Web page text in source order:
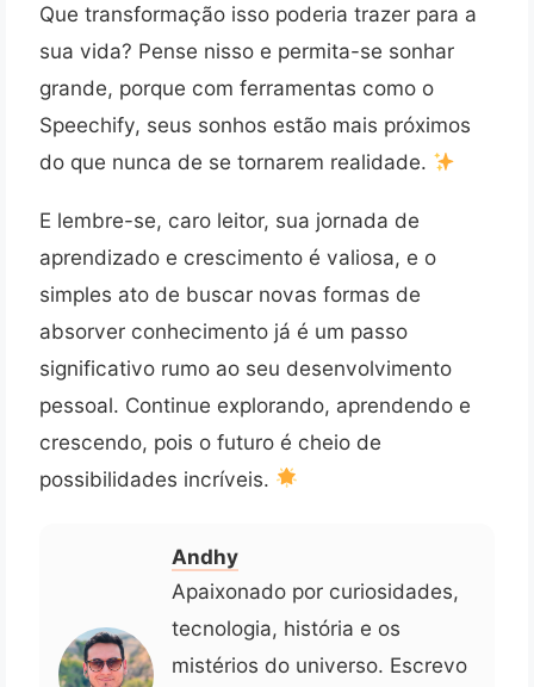
Que transformação isso poderia trazer para a
sua vida? Pense nisso e permita-se sonhar
grande, porque com ferramentas como o
Speechify, seus sonhos estão mais próximos
do que nunca de se tornarem realidade.
E lembre-se, caro leitor, sua jornada de
aprendizado e crescimento é valiosa, e o
simples ato de buscar novas formas de
absorver conhecimento já é um passo
significativo rumo ao seu desenvolvimento
pessoal. Continue explorando, aprendendo e
crescendo, pois o futuro é cheio de
possibilidades incríveis.
Andhy
Apaixonado por curiosidades,
tecnologia, história e os
mistérios do universo. Escrevo